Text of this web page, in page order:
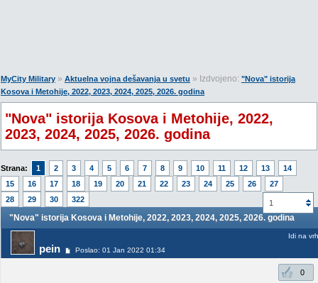
MyCity Military » Aktuelna vojna dešavanja u svetu » Izdvojeno: "Nova" istorija
Kosova i Metohije, 2022, 2023, 2024, 2025, 2026. godina
"Nova" istorija Kosova i Metohije, 2022,
2023, 2024, 2025, 2026. godina
Strana: 1 2 3 4 5 6 7 8 9 10 11 12 13
14
15
16 17 18 19 20 21 22 23 24 25 26
27
28
29 30 322 1
"Nova" istorija Kosova i Metohije, 2022, 2023, 2024, 2025, 2026. godina
pein Poslao: 01 Jan 2022 01:34
Idi na vrh
0